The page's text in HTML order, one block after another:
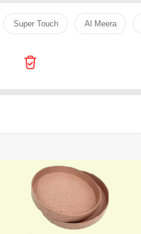
Al Meera
Super Touch